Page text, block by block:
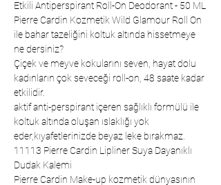
Etkili Antiperspirant Roll-On Deodorant - 50 ML
Pierre Cardin Kozmetik Wild Glamour Roll On
ile bahar tazeliğini koltuk altında hissetmeye
ne dersiniz?
Çiçek ve meyve kokularını seven, hayat dolu
kadınların çok seveceği roll-on, 48 saate kadar
etkilidir.
aktif anti-perspirant içeren sağlıklı formülü ile
koltuk altında oluşan ıslaklığı yok
eder,kıyafetlerinizde beyaz leke bırakmaz.
11113 Pierre Cardin Lipliner Suya Dayanıklı
Dudak Kalemi
Pierre Cardin Make-up kozmetik dünyasının